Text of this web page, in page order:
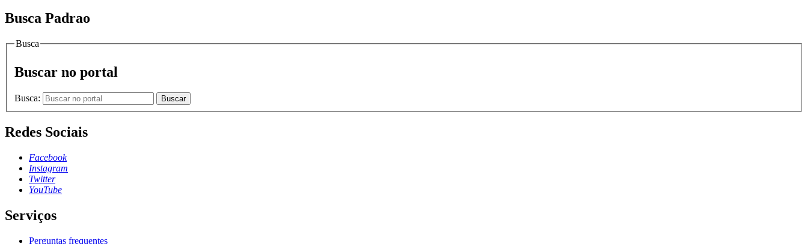
Busca Padrao
Busca
Buscar no portal
Busca: Buscar
Redes Sociais
Facebook
Instagram
Twitter
YouTube
Serviços
Perguntas frequentes